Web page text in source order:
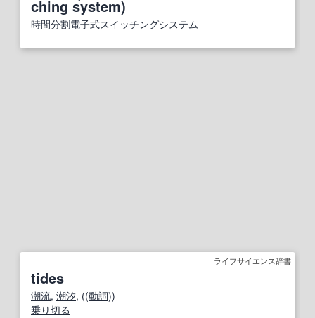
ching system)
時間分割電子式スイッチングシステム
ライフサイエンス辞書
tides
潮流, 潮汐, ((動詞))
乗り切る